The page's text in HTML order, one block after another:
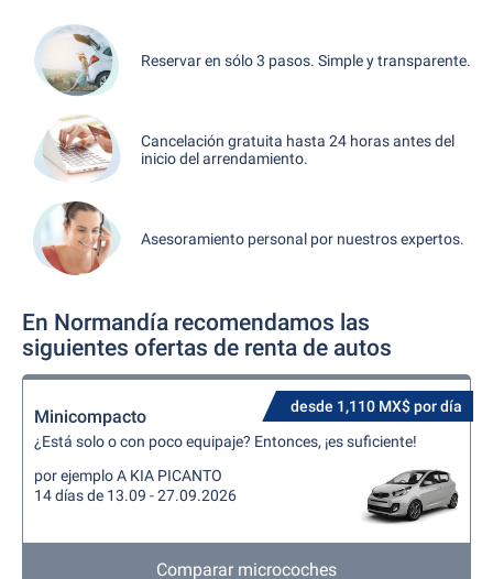
Reservar en sólo 3 pasos. Simple y transparente.
Cancelación gratuita hasta 24 horas antes del
inicio del arrendamiento.
Asesoramiento personal por nuestros expertos.
En Normandía recomendamos las
siguientes ofertas de renta de autos
desde 1,110 MX$ por día
Minicompacto
¿Está solo o con poco equipaje? Entonces, ¡es suficiente!
por ejemplo A KIA PICANTO
14 días de 13.09 - 27.09.2026
Comparar microcoches